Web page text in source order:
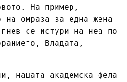
На пример,
на омраза за една жена
се истури на неа по
Владата,
нашата академска фела